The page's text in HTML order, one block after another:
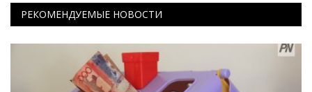
РЕКОМЕНДУЕМЫЕ НОВОСТИ